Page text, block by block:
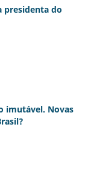
presidenta do
imutável. Novas